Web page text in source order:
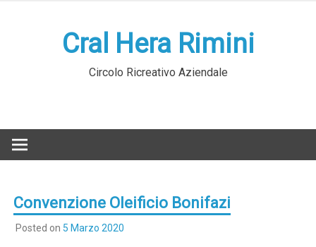
Cral Hera Rimini
Circolo Ricreativo Aziendale
Convenzione Oleificio Bonifazi
Posted on 5 Marzo 2020